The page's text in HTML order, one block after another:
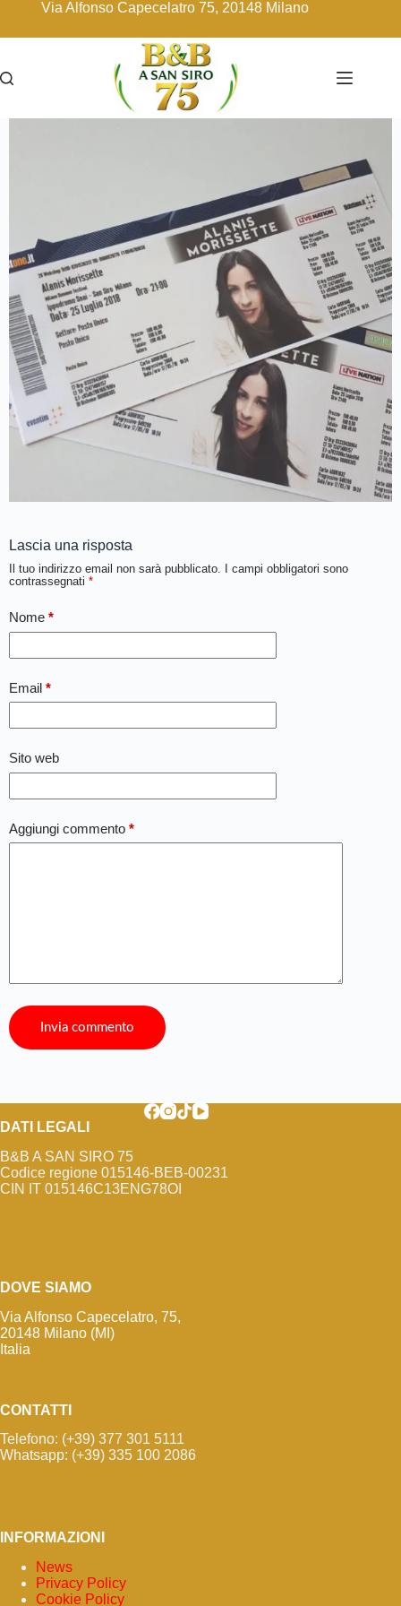
Via Alfonso Capecelatro 75, 20148 Milano
Lascia una risposta
Il tuo indirizzo email non sarà pubblicato.
I campi obbligatori sono
contrassegnati *
Nome *
Email *
Sito web
Aggiungi commento *
Invia commento
DATI LEGALI
B&B A SAN SIRO 75
Codice regione 015146-BEB-00231
CIN IT 015146C13ENG78OI
DOVE SIAMO
Via Alfonso Capecelatro, 75,
20148 Milano (MI)
Italia
CONTATTI
Telefono: (+39) 377 301 5111
Whatsapp: (+39) 335 100 2086
INFORMAZIONI
News
Privacy Policy
Cookie Policy